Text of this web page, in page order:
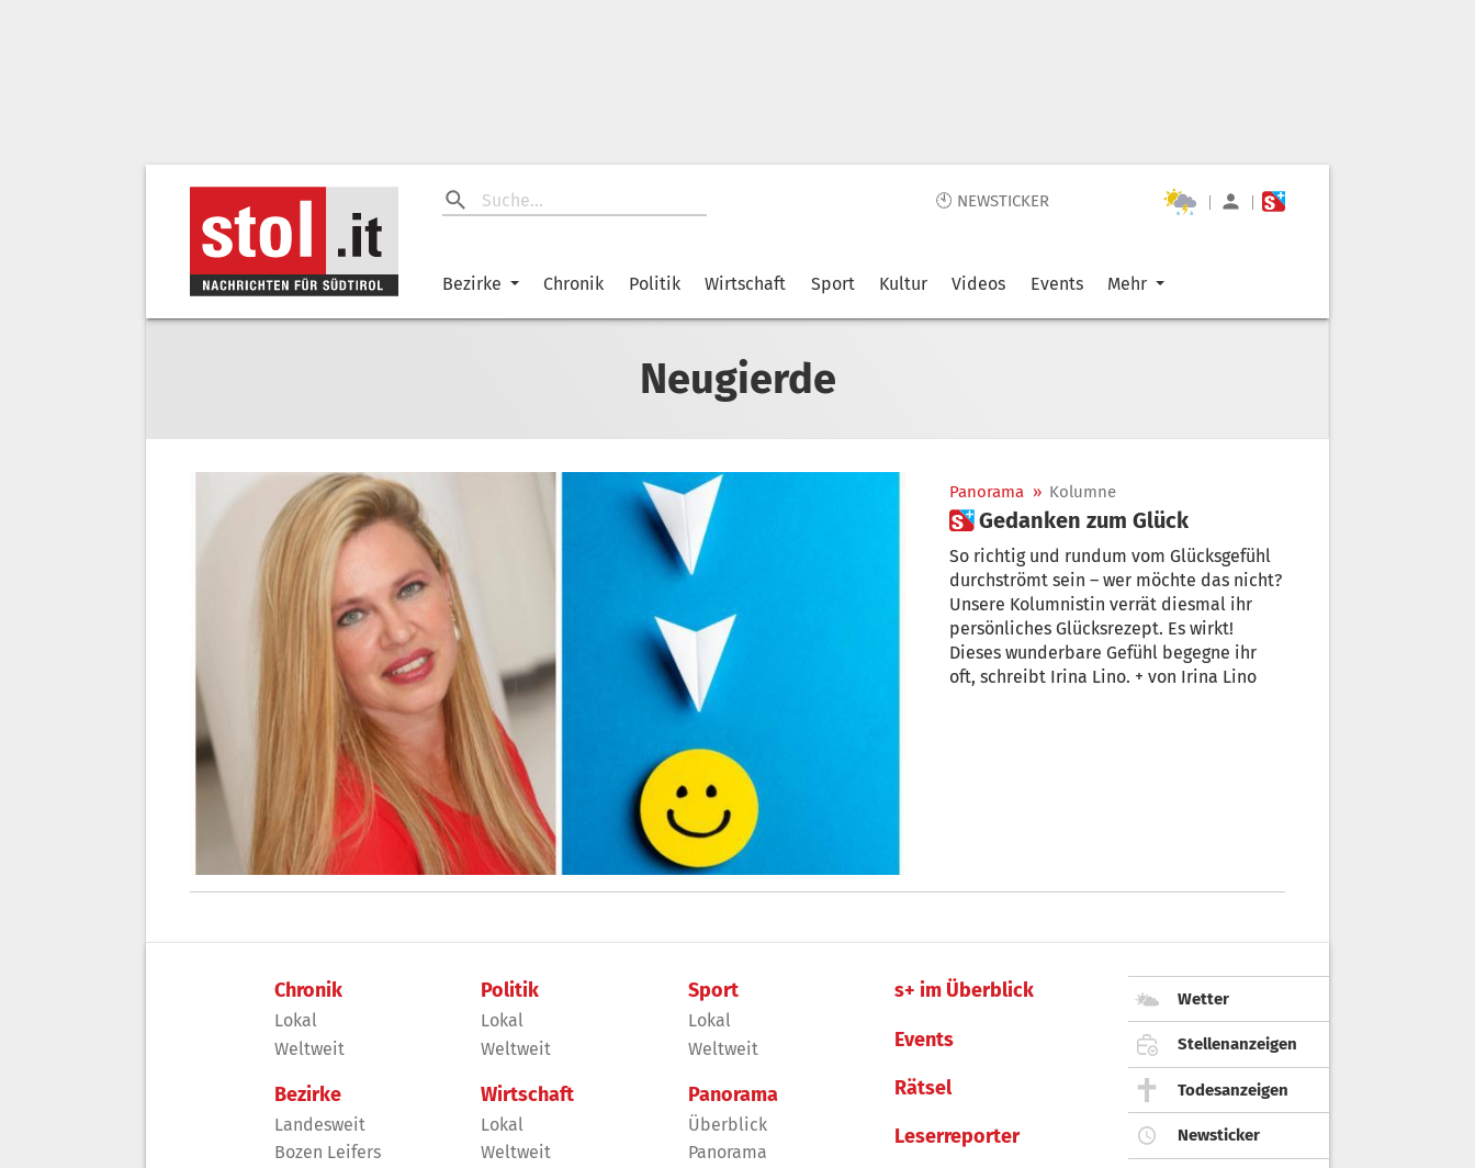
🕙 NEWSTICKER | |
Bezirke Chronik Politik Wirtschaft Sport Kultur Videos Events Mehr
Neugierde
Panorama » Kolumne
 Gedanken zum Glück
So richtig und rundum vom Glücksgefühl
durchströmt sein – wer möchte das nicht?
Unsere Kolumnistin verrät diesmal ihr
persönliches Glücksrezept. Es wirkt!
Dieses wunderbare Gefühl begegne ihr
oft, schreibt Irina Lino. + von Irina Lino
Chronik
Lokal
Weltweit
Bezirke
Landesweit
Bozen Leifers
Politik
Lokal
Weltweit
Wirtschaft
Lokal
Weltweit
Sport
Lokal
Weltweit
Panorama
Überblick
Panorama
s+ im Überblick
Events
Rätsel
Leserreporter
Wetter
Stellenanzeigen
Todesanzeigen
Newsticker